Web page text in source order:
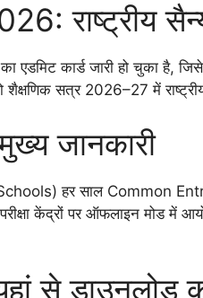
राष्ट्रीय
कार्ड जारी हो चुका है,
जो शैक्षणिक सत्र 2026–27 में
जानकारी
हर साल Common
केंद्रों पर ऑफलाइन मोड में
से डाउनलोड